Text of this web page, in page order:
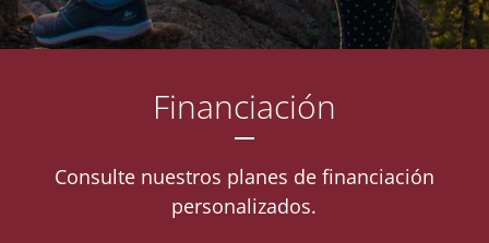
Financiación
Consulte nuestros planes de financiación
personalizados.